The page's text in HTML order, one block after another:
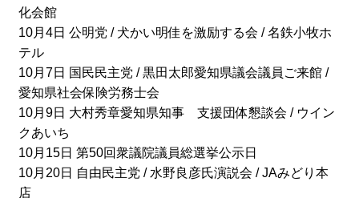
化会館
10月4日 公明党 / 犬かい明佳を激励する会 / 名鉄小牧ホ
テル
10月7日 国民民主党 / 黒田太郎愛知県議会議員ご来館 /
愛知県社会保険労務士会
10月9日 大村秀章愛知県知事 支援団体懇談会 / ウイン
クあいち
10月15日 第50回衆議院議員総選挙公示日
10月20日 自由民主党 / 水野良彦氏演説会 / JAみどり本
店